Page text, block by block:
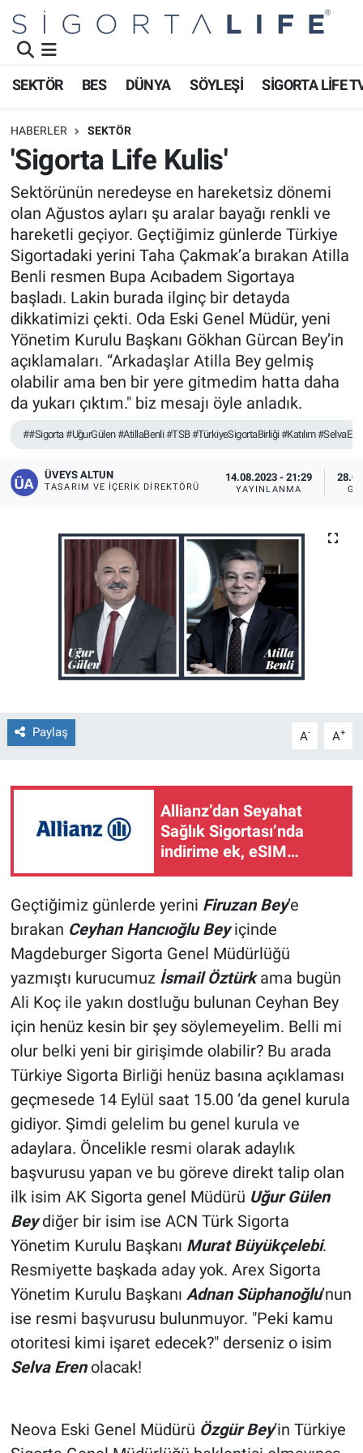
SEKTÖR BES DÜNYA SÖYLEŞİ SİGORTA LİFE
HABERLER SEKTÖR
'Sigorta Life Kulis'
Sektörünün neredeyse en hareketsiz dönemi
olan Ağustos ayları şu aralar bayağı renkli ve
hareketli geçiyor. Geçtiğimiz günlerde Türkiye
Sigortadaki yerini Taha Çakmak’a bırakan Atilla
Benli resmen Bupa Acıbadem Sigortaya
başladı. Lakin burada ilginç bir detayda
dikkatimizi çekti. Oda Eski Genel Müdür, yeni
Yönetim Kurulu Başkanı Gökhan Gürcan Bey’in
açıklamaları. “Arkadaşlar Atilla Bey gelmiş
olabilir ama ben bir yere gitmedim hatta daha
da yukarı çıktım." biz mesajı öyle anladık.
##Sigorta #UğurGülen #AtillaBenli #TSB #TürkiyeSigortaBirliği #Katılım
ÜVEYS ALTUN
TASARIM VE İÇERIK DIREKTÖRÜ
14.08.2023 - 21:29
YAYINLANMA
Paylaş A- A+
Allianz’dan Seyahat
Sağlık Sigortası’nda
indirime ek, eSIM
Booking’de yüzde 75’e
Geçtiğimiz günlerde yerini Firuzan Bey’e
bırakan Ceyhan Hancıoğlu Beyiçinde
Magdeburger Sigorta Genel Müdürlüğü
yazmıştı kurucumuz İsmail Öztürkama bugün
Ali Koç ile yakın dostluğu bulunan Ceyhan Bey
için henüz kesin bir şey söylemeyelim. Belli mi
olur belki yeni bir girişimde olabilir? Bu arada
Türkiye Sigorta Birliği henüz basına açıklaması
geçmesede 14 Eylül saat 15.00 ‘da genel kurula
gidiyor. Şimdi gelelim bu genel kurula ve
adaylara. Öncelikle resmi olarak adaylık
başvurusu yapan ve bu göreve direkt talip olan
ilk isim AK Sigorta genel Müdürü Uğur Gülen
Beydiğer bir isim ise ACN Türk Sigorta
Yönetim Kurulu Başkanı Murat Büyükçelebi.
Resmiyette başkada aday yok. Arex Sigorta
Yönetim Kurulu Başkanı Adnan Süphanoğlu’nun
ise resmi başvurusu bulunmuyor. "Peki kamu
otoritesi kimi işaret edecek?" derseniz o isim
Selva Erenolacak!
Neova Eski Genel Müdürü Özgür Bey’in Türkiye
Namaz Vakitleri
Trafik Durumu
Süper Lig Puan Durumu ve Fikstür
Tüm Manşetler
Son Dakika Haberleri
Haber Arşivi